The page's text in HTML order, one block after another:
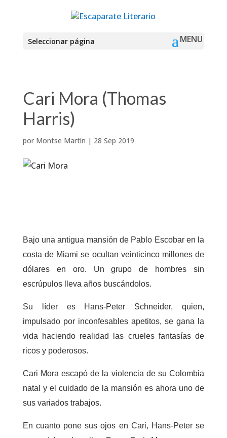
Seleccionar página
Cari Mora (Thomas
Harris)
por Montse Martín | 28 Sep 2019
Bajo una antigua mansión de Pablo Escobar en la
costa de Miami se ocultan veinticinco millones de
dólares en oro. Un grupo de hombres sin
escrúpulos lleva años buscándolos.
Su líder es Hans-Peter Schneider, quien,
impulsado por inconfesables apetitos, se gana la
vida haciendo realidad las crueles fantasías de
ricos y poderosos.
Cari Mora escapó de la violencia de su Colombia
natal y el cuidado de la mansión es ahora uno de
sus variados trabajos.
En cuanto pone sus ojos en Cari, Hans-Peter se